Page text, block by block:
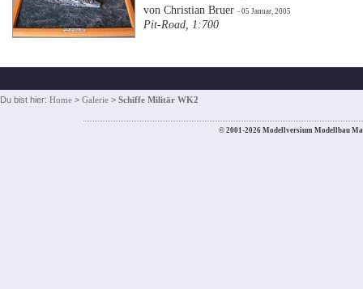
von Christian Bruer- 05 Januar, 2005
Pit-Road, 1:700
Du bist hier: Home > Galerie > Schiffe Militär WK2
© 2001-2026 Modellversium Modellbau